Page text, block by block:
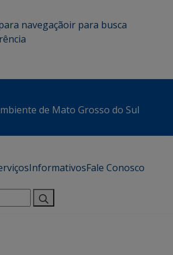
navegaçãoir para busca
de Mato Grosso do Sul
InformativosFale Conosco